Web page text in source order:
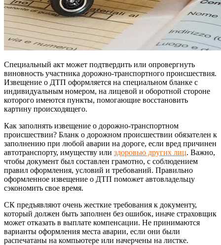
Специальный акт может подтвердить или опровергнуть
виновность участника дорожно-транспортного происшествия.
Извещение о ДТП оформляется на специальном бланке с
индивидуальным номером, на лицевой и оборотной стороне
которого имеются пункты, помогающие восстановить
картину происходящего.
Как заполнять извещение о дорожно-транспортном
происшествии? Бланк о дорожном происшествии обязателен к
заполнению при любой аварии на дороге, если вред причинен
автотранспорту, имуществу или здоровью других лиц. Важно,
чтобы документ был составлен грамотно, с соблюдением
правил оформления, условий и требований. Правильно
оформленное извещение о ДТП поможет автовладельцу
сэкономить свое время.
СК предъявляют очень жесткие требования к документу,
который должен быть заполнен без ошибок, иначе страховщик
может отказать в выплате компенсации. Не принимаются
варианты оформления места аварии, если они были
распечатаны на компьютере или начерчены на листке.